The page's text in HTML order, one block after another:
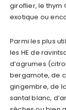
giroflier, le thym
exotique ou
Parmi les plus
les HE de
d’agrumes
bergamote, de
gingembre, de
santal blanc,